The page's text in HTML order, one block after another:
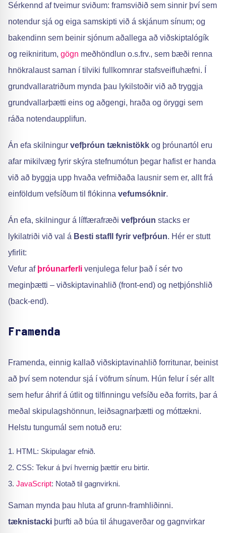
Sérkennd af tveimur sviðum: framsviðið sem sinnir því sem
notendur sjá og eiga samskipti við á skjánum sínum; og
bakendinn sem beinir sjónum aðallega að viðskiptalógík
og reikniritum, gögn meðhöndlun o.s.frv., sem bæði renna
hnökralaust saman í tilviki fullkomnrar stafsveifluhæfni. Í
grundvallaratriðum mynda þau lykilstoðir við að tryggja
grundvallarþætti eins og aðgengi, hraða og öryggi sem
ráða notendaupplifun.
Án efa skilningur vefþróun tæknistökk og þróunartól eru
afar mikilvæg fyrir skýra stefnumótun þegar hafist er handa
við að byggja upp hvaða vefmiðaða lausnir sem er, allt frá
einföldum vefsíðum til flókinna vefumsóknir.
Án efa, skilningur á líffærafræði vefþróun stacks er
lykilatriði við val á Besti stafll fyrir vefþróun. Hér er stutt
yfirlit:
Vefur af þróunarferli venjulega felur það í sér tvo
meginþætti – viðskiptavinahlið (front-end) og netþjónshlið
(back-end).
Framenda
Framenda, einnig kallað viðskiptavinahlið forritunar, beinist
að því sem notendur sjá í vöfrum sínum. Hún felur í sér allt
sem hefur áhrif á útlit og tilfinningu vefsíðu eða forrits, þar á
meðal skipulagshönnun, leiðsagnarþætti og móttækni.
Helstu tungumál sem notuð eru:
HTML: Skipulagar efnið.
CSS: Tekur á því hvernig þættir eru birtir.
JavaScript: Notað til gagnvirkni.
Saman mynda þau hluta af grunn-framhliðinni.
tæknistacki þurfti að búa til áhugaverðar og gagnvirkar